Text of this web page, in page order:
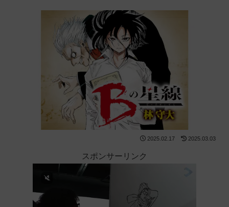
2025.02.17 2025.03.03
スポンサーリンク